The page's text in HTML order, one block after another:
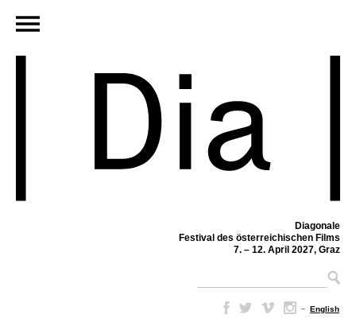
Diagonale
Festival des österreichischen Films
7. – 12. April 2027, Graz
– English